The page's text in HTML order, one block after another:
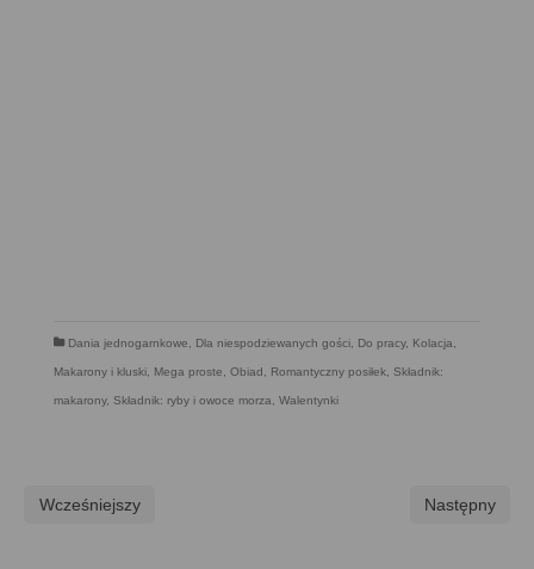
Dania jednogarnkowe, Dla niespodziewanych gości, Do pracy, Kolacja,
Makarony i kluski, Mega proste, Obiad , Romantyczny posiłek, Składnik:
makarony, Składnik: ryby i owoce morza, Walentynki
Wcześniejszy Następny